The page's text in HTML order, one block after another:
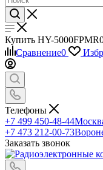
Купить HY-
Сравнение0
Телефоны
+7 499 450-48-44
+7 473 212-00-73
Заказать звонок